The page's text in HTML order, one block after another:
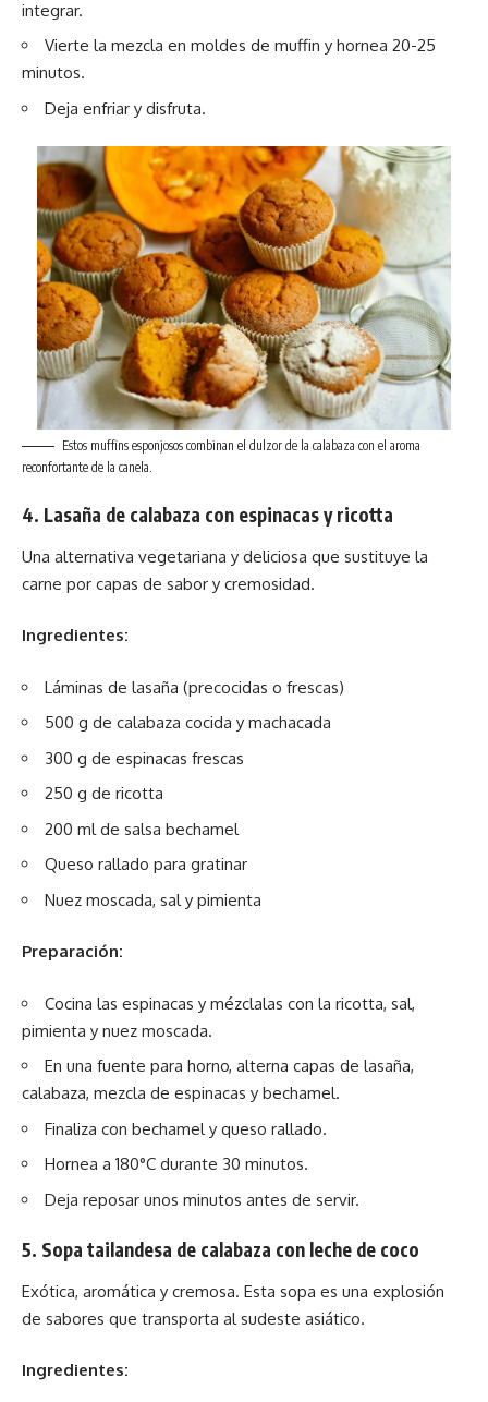
integrar.
Vierte la mezcla en moldes de muffin y hornea 20-25
minutos.
Deja enfriar y disfruta.
Estos muffins esponjosos combinan el dulzor de la calabaza con el aroma
reconfortante de la canela.
4. Lasaña de calabaza con espinacas y ricotta
Una alternativa vegetariana y deliciosa que sustituye la
carne por capas de sabor y cremosidad.
Ingredientes:
Láminas de lasaña (precocidas o frescas)
500 g de calabaza cocida y machacada
300 g de espinacas frescas
250 g de ricotta
200 ml de salsa bechamel
Queso rallado para gratinar
Nuez moscada, sal y pimienta
Preparación:
Cocina las espinacas y mézclalas con la ricotta, sal,
pimienta y nuez moscada.
En una fuente para horno, alterna capas de lasaña,
calabaza, mezcla de espinacas y bechamel.
Finaliza con bechamel y queso rallado.
Hornea a 180°C durante 30 minutos.
Deja reposar unos minutos antes de servir.
5. Sopa tailandesa de calabaza con leche de coco
Exótica, aromática y cremosa. Esta sopa es una explosión
de sabores que transporta al sudeste asiático.
Ingredientes: